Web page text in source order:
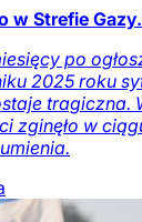
w Strefie
po
2025 roku
tragiczna.
zginęło w